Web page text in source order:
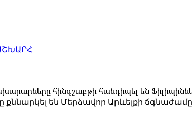
հինգշաբթի հանդիպել են
են Մերձավոր Արևելքի